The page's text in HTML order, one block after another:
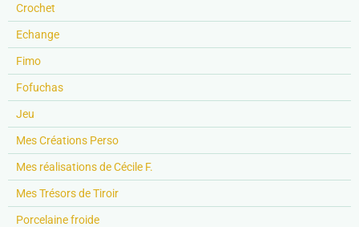
Crochet
Echange
Fimo
Fofuchas
Jeu
Mes Créations Perso
Mes réalisations de Cécile F.
Mes Trésors de Tiroir
Porcelaine froide